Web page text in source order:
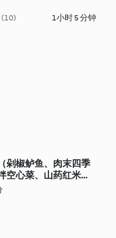
(10) 1小时 5 分钟
剁椒鲈鱼、肉末四季
空心菜、山药红米